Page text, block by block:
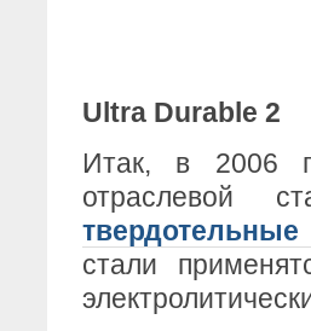
Ultra Durable 2
Итак, в 2006
отраслевой
стали